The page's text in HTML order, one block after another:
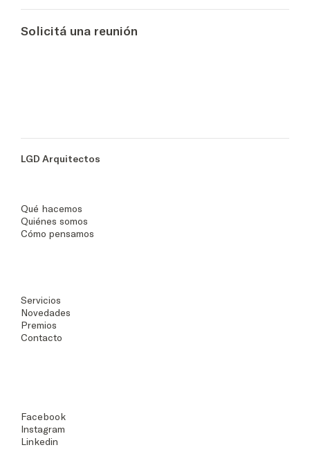
Solicitá una reunión
LGD Arquitectos
Qué hacemos
Quiénes somos
Cómo pensamos
Servicios
Novedades
Premios
Contacto
Facebook
Instagram
Linkedin